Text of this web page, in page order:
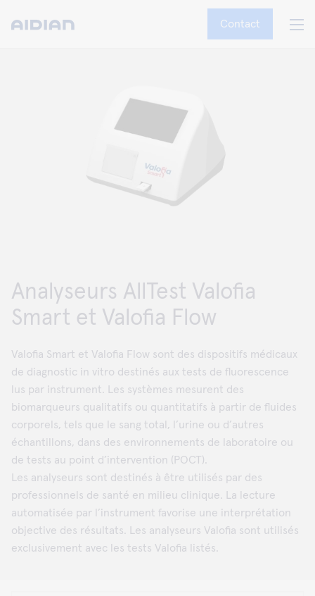
Contact
Analyseurs AllTest Valofia
Smart et Valofia Flow
Valofia Smart et Valofia Flow sont des dispositifs médicaux
de diagnostic in vitro destinés aux tests de fluorescence
lus par instrument. Les systèmes mesurent des
biomarqueurs qualitatifs ou quantitatifs à partir de fluides
corporels, tels que le sang total, l’urine ou d’autres
échantillons, dans des environnements de laboratoire ou
de tests au point d’intervention (POCT).
Les analyseurs sont destinés à être utilisés par des
professionnels de santé en milieu clinique. La lecture
automatisée par l’instrument favorise une interprétation
objective des résultats. Les analyseurs Valofia sont utilisés
exclusivement avec les tests Valofia listés.